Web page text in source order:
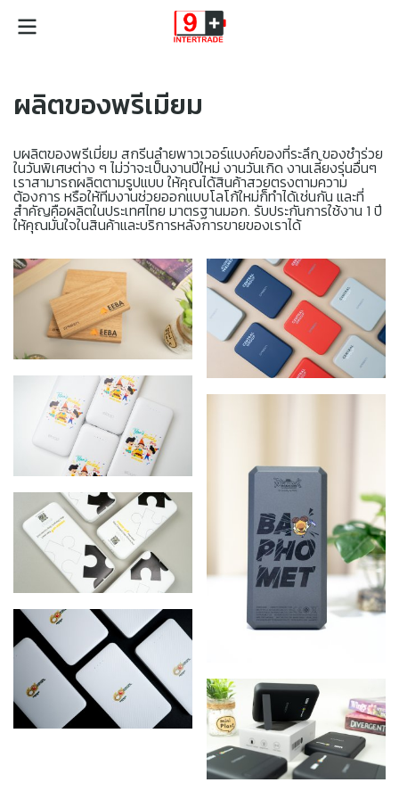
ผลิตของพรีเมียม
บผลิตของพรีเมี่ยม สกรีนลำยพาวเวอร์แบงค์ของที่ระลึก ของชำร่วย
ในวันพิเศษต่าง ๆ ไม่ว่าจะเป็นงานปีใหม่ งานวันเกิด งานเลี้ยงรุ่นอื่นๆ
เราสามารถผลิตตามรูปแบบ ให้คุณได้สินค้าสวยตรงตามความ
ต้องการ หรือให้ทีมงานช่วยออกแบบโลโก้ใหม่ก็ทำได้เช่นกัน และที่
สำคัญคือผลิตในประเทศไทย มาตรฐานมอก. รับประกันการใช้งาน 1 ปี
ให้คุณมั่นใจในสินค้าและบริการหลังการขายของเราได้